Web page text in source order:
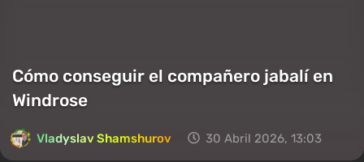
Cómo conseguir el compañero jabalí en
Windrose
Vladyslav Shamshurov 30 Abril 2026, 13:03